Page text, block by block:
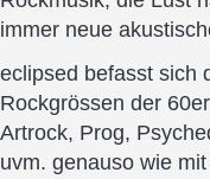
immer neue
eclipsed befasst sich
Rockgrössen der
Artrock, Prog,
uvm. genauso wie